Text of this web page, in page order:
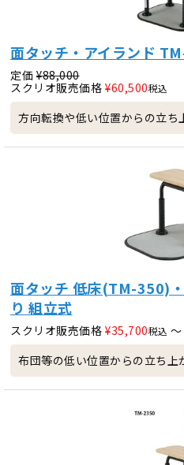
面タッチ・アイランド
定価 ¥88,000
スクリオ販売価格 ¥60,500税込
方向転換や低い位置からの立ち
面タッチ 低床(TM-350)
り 組立式
スクリオ販売価格 ¥35,700税込 〜
布団等の低い位置からの立ち上